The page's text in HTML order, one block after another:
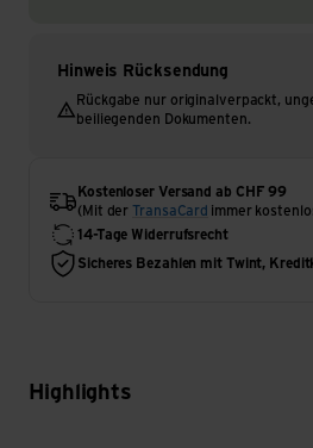
Hinweis Rücksendung
Rückgabe nur originalverpackt,
beiliegenden Dokumenten.
Kostenloser Versand ab CHF 99
(Mit der
TransaCard immer
14-Tage Widerrufsrecht
Sicheres Bezahlen mit Twint,
Highlights